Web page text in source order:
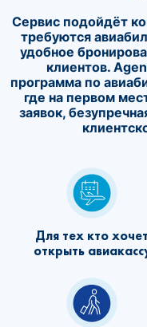
Сервис подойдёт
требуются
удобное
клиентов.
программа по
где на первом
заявок,
Для тех кто хочет
открыть